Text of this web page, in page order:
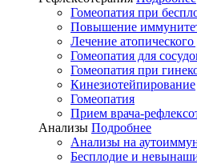
Гомеопатия при
Повышение
Лечение
Гомеопатия для
Гомеопатия при
Кинезиотейпирование
Гомеопатия
Прием врача-
Анализы Подробнее
Анализы на
Бесплодие и